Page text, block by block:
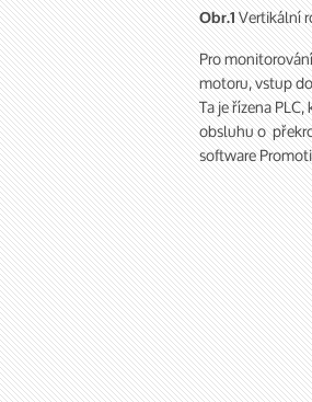
Obr.1Vertikální
Pro
motoru, vstup
Ta je řízena
obsluhu o
software